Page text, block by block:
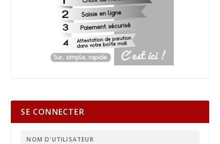
SE CONNECTER